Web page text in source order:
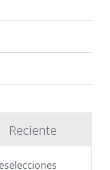
Reciente